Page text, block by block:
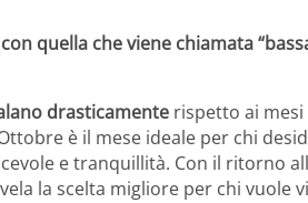
quella che viene chiamata
drasticamente rispetto ai
è il mese ideale per chi
e tranquillità. Con il ritorno
la scelta migliore per chi vuole